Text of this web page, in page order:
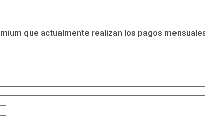
que actualmente realizan los pagos